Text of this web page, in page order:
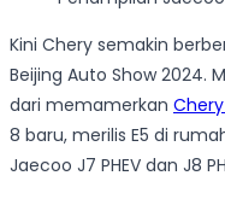
Kini Chery semakin
Beijing Auto Show 2024.
dari memamerkan
8 baru, merilis E5 di
Jaecoo J7 PHEV dan J8